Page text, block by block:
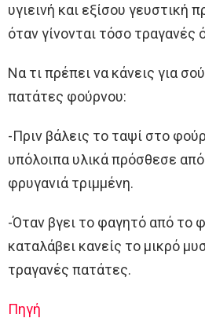
υγιεινή και εξίσου γευστική
όταν γίνονται τόσο τραγανές
Να τι πρέπει να κάνεις για
πατάτες φούρνου:
-Πριν βάλεις το ταψί στο
υπόλοιπα υλικά πρόσθεσε
φρυγανιά τριμμένη.
-Όταν βγει το φαγητό από το
καταλάβει κανείς το μικρό
τραγανές πατάτες.
Πηγή